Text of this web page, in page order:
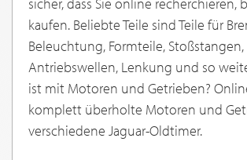
sicher, dass Sie online recherchieren,
kaufen. Beliebte Teile sind Teile für
Beleuchtung, Formteile,
Antriebswellen, Lenkung und so
ist mit Motoren und Getrieben?
komplett überholte Motoren und
verschiedene Jaguar-Oldtimer.